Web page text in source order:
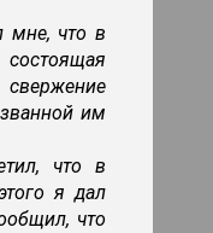
мне, что в
им
что в
я дал
что